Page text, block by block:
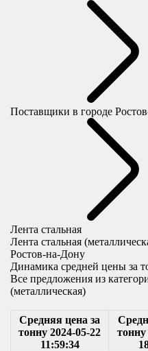
Поставщики в городе
Лента стальная
Лента стальная
Ростов-на-Дону
Динамика средней цены за
Все предложения из
(металлическая)
Средняя цена за
тонну 2024-05-22
11:59:34
тонну